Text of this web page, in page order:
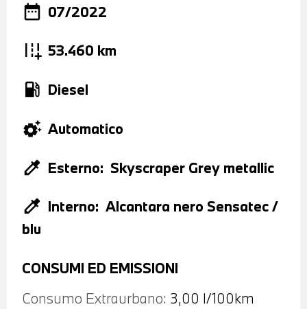
date_range 07/2022
add_road 53.460 km
local_gas_station Diesel
settings_suggest Automatico
colorize Esterno: Skyscraper Grey metallic
colorize Interno: Alcantara nero Sensatec /
blu
CONSUMI ED EMISSIONI
Consumo Extraurbano: 3,00 l/100km